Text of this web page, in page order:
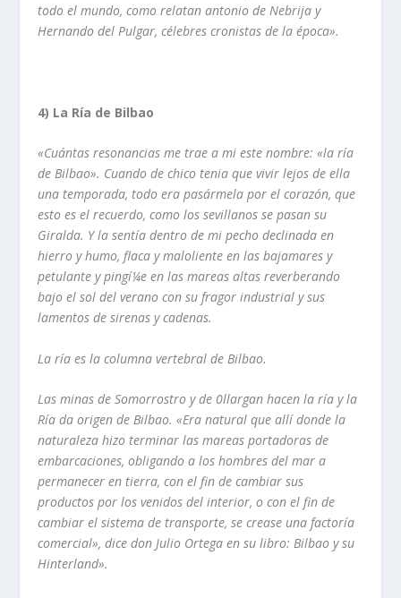
todo el mundo, como relatan antonio de Nebrija y
Hernando del Pulgar, célebres cronistas de la época».
4) La Rí­a de Bilbao
«Cuántas resonancias me trae a mi este nombre: «la rí­a
de Bilbao». Cuando de chicotenia que vivir lejos de ella
una temporada, todo era pasármela por el corazón, que
esto es el recuerdo, como los sevillanos se pasan su
Giralda. Y la sentí­a dentro de mi pecho declinada en
hierro y humo, flaca y maloliente en las bajamares y
petulante ypingí¼e en las mareas altas reverberando
bajo el sol del verano con su fragor industrialy sus
lamentos de sirenas y cadenas.
Larí­a es la columna vertebral de Bilbao.
Las minas de Somorrostro y de 0llargan hacen la rí­a y la
Rí­a da origen de Bilbao.«Era natural que allí­ donde la
naturaleza hizo terminar las mareas portadoras de
embarcaciones, obligando a los hombres del mar a
permanecer en tierra, con el fin decambiar sus
productos por los venidos del interior, o con el fin de
cambiar el sistema de transporte, se crease una factorí­a
comercial», dice don Julio Ortega en su libro: Bilbao y su
Hinterland».